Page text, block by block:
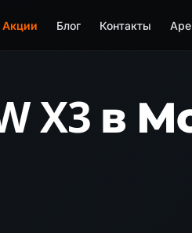
Акции Блог Контакты
X3 в